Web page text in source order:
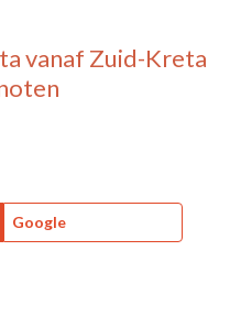
vanaf Zuid-Kreta
Google